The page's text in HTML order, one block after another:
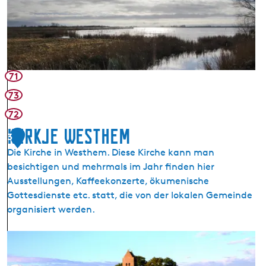
a
u
h
u
i
s
t
e
r
P
o
e
l
e
n
71
73
72
3
Kerkje Westhem
Die Kirche in Westhem. Diese Kirche kann man
besichtigen und mehrmals im Jahr finden hier
Ausstellungen, Kaffeekonzerte, ökumenische
Gottesdienste etc. statt, die von der lokalen Gemeinde
organisiert werden.